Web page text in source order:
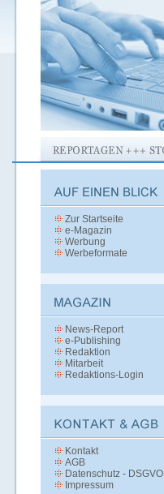
Zur Startseite
e-Magazin
Werbung
Werbeformate
News-Report
e-Publishing
Redaktion
Mitarbeit
Redaktions-Login
Kontakt
AGB
Datenschutz - DSGVO
Impressum